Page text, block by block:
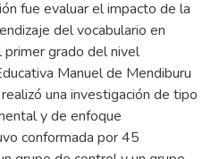
fue evaluar el impacto de la
del vocabulario en
grado del nivel
Manuel de Mendiburu
una investigación de tipo
y de enfoque
conformada por 45